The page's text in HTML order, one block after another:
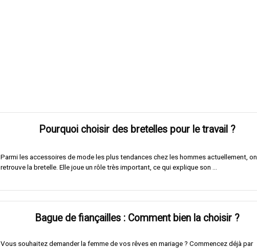
Pourquoi choisir des bretelles pour le travail ?
Parmi les accessoires de mode les plus tendances chez les hommes actuellement, on
retrouve la bretelle. Elle joue un rôle très important, ce qui explique son ...
Bague de fiançailles : Comment bien la choisir ?
Vous souhaitez demander la femme de vos rêves en mariage ? Commencez déjà par